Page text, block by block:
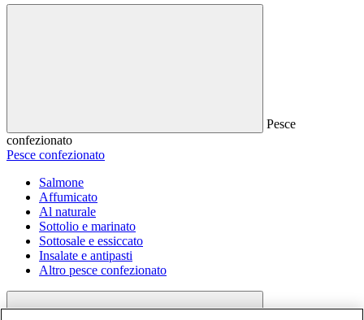
Pesce
confezionato
Pesce confezionato
Salmone
Affumicato
Al naturale
Sottolio e marinato
Sottosale e essiccato
Insalate e antipasti
Altro pesce confezionato